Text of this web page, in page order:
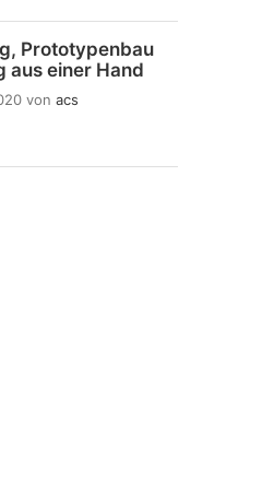
Prototypenbau
aus einer Hand
von acs